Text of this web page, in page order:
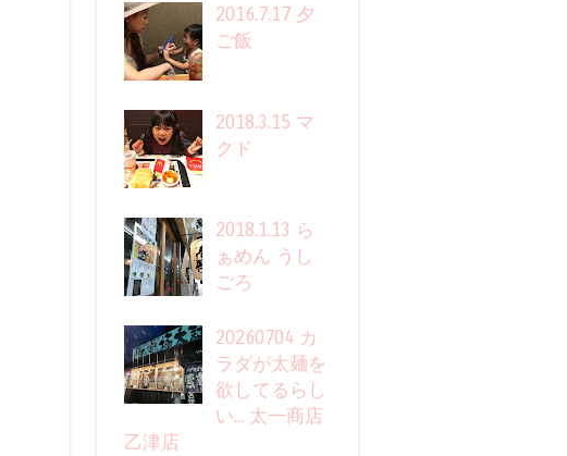
2016.7.17 夕
ご飯
2018.3.15 マ
クド
2018.1.13 ら
ぁめん うし
ごろ
20260704 カ
ラダが太麺を
欲してるらし
い... 太一商店
乙津店